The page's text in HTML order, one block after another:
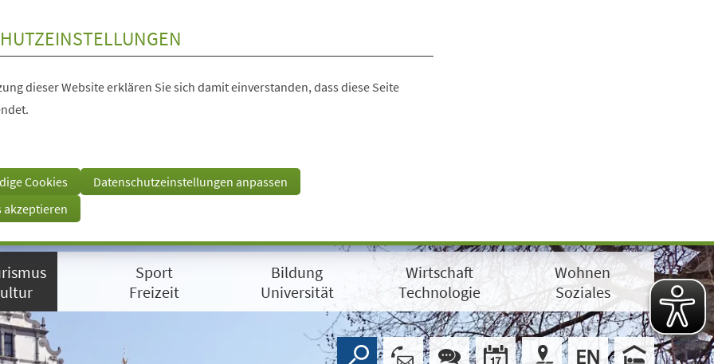
dieser Website erklären Sie sich damit einverstanden, dass diese Seite
Cookies
Datenschutzeinstellungen anpassen
akzeptieren
Sport
Freizeit
Bildung
Universität
Wirtschaft
Technologie
Wohnen
Soziales